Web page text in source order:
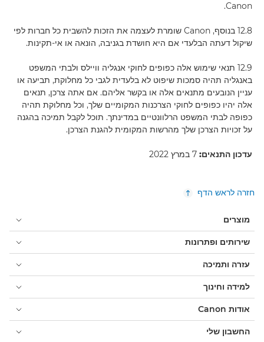
Canon.
12.8 בנוסף, Canon שומרת לעצמה את הזכות להשבית כל חברות לפי
שיקול דעתה הבלעדי אם היא חושדת בגניבה, הונאה או אי-תקינות.
12.9 תנאי שימוש אלה כפופים לחוקי אנגליה וויילס ולבתי המשפט
באנגליה תהיה סמכות שיפוט לא בלעדית לגבי כל מחלוקת, תביעה או
עניין הנובעים מתנאים אלה או בקשר אליהם. אם אתה צרכן, תנאים
אלה יהיו כפופים לחוקי הצרכנות המקומיים שלך, וכל מחלוקת תהיה
כפופה לבתי המשפט הרלוונטיים במדינתך. תוכל לקבל תמיכה בהגנה
על זכויות הצרכן שלך מהרשות המקומית להגנת הצרכן.
עדכון התנאים:
חזרה לראש הדף
מוצרים
שירותים ופתרונות
עזרה ותמיכה
למידה וחינוך
אודות Canon
החשבון שלי